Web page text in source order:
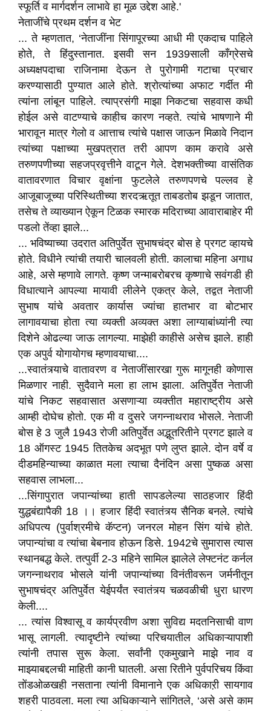
स्फूर्ति व मार्गदर्शन लाभावे हा मूळ उद्देश आहे.'
नेताजींचे प्रथम दर्शन व भेट
... ते म्हणतात, ‘नेताजींना सिंगापूरच्या आधी मी एकदाच पाहिले
होते, ते हिंदुस्तानात. इसवी सन 1939साली कॉंग्रेसचे
अध्यक्षपदाचा राजिनामा देऊन ते पुरोगामी गटाचा प्रचार
करण्यासाठी पुण्यात आले होते. श्रोत्यांच्या अफाट गर्दीत मी
त्यांना लांबून पाहिले. त्याप्रसंगी माझा निकटचा सहवास कधी
होईल असे वाटण्याचे काहीच कारण नव्हते. त्यांचे भाषणाने मी
भारावून मात्र गेलो व आत्ताच त्यांचे पक्षास जाऊन मिळावे निदान
त्यांच्या पक्षाच्या मुखपत्रात तरी आपण काम करावे असे
तरुणपणीच्या सहजप्रवृत्तीने वाटून गेले. देशभक्तीच्या वासंतिक
वातावरणात विचार वृक्षांना फुटलेले तरुणपणचे पल्लव हे
आजूबाजूच्या परिस्थितीच्या शरदऋतूत ताबडतोब झडून जातात,
तसेच ते व्याख्यान ऐकून टिळक स्मारक मदिराच्या आवाराबाहेर मी
पडलो तेंव्हा झाले...
... भविष्याच्या उदरात अतिपुर्वेत सुभाषचंद्र बोस हे प्रगट व्हायचे
होते. विधीने त्यांची तयारी चालवली होती. कालाचा महिना अगाध
आहे, असे म्हणावे लागते. कृष्ण जन्माबरोबरच कृष्णाचे सवंगडी ही
विधात्याने आपल्या मायावी लीलेने एकत्र केले, तद्वत नेताजी
सुभाष यांचे अवतार कार्यास ज्यांचा हातभार वा बोटभार
लागावयाचा होता त्या व्यक्ती अव्यक्त अशा लाग्याबांध्यांनी त्या
दिशेने ओढल्या जाऊ लागल्या. माझेही काहीसे असेच झाले. हाही
एक अपुर्व योगायोगच म्हणावयाचा....
...स्वातंत्र्याचे वातावरण व नेताजींसारखा गुरू मागूनही कोणास
मिळणार नाही. सुदैवाने मला हा लाभ झाला. अतिपुर्वेत नेताजी
यांचे निकट सहवासात असणाऱ्या व्यक्तीत महाराष्ट्रीय असे
आम्ही दोघेच होतो. एक मी व दुसरे जगन्नाथराव भोसले. नेताजी
बोस हे 3 जुलै 1943 रोजी अतिपुर्वेत अद्भूतरितीने प्रगट झाले व
18 ऑगस्ट 1945 तितकेच अदभूत पणे लुप्त झाले. दोन वर्षे व
दीडमहिन्याच्या काळात मला त्याचा दैनंदिन असा पुष्कळ असा
सहवास लाभला...
...सिंगापुरात जपान्यांच्या हाती सापडलेल्या साठहजार हिंदी
युद्धबंद्यापैकी 18 ।। हजार हिंदी स्वातंत्र्य सैनिक बनले. त्यांचे
अधिपत्य (पुर्वाश्रमीचे कॅप्टन) जनरल मोहन सिंग यांचे होते.
जपान्यांचा व त्यांचा बेबनाव होऊन डिसे. 1942चे सुमारास त्यास
स्थानबद्ध केले. तत्पुर्वी 2-3 महिने सामिल झालेले लेफ्टनंट कर्नल
जगन्नाथराव भोसले यांनी जपान्यांच्या विनंतीवरून जर्मनीतून
सुभाषचंद्र अतिपुर्वेत येईपर्यंत स्वातंत्र्य चळवळीची धुरा धारण
केली....
... त्यांस विश्वासू व कार्यप्रवीण अशा सुविद्य मदतनिसाची वाण
भासू लागली. त्यादृष्टीने त्यांच्या परिचयातील अधिकाऱ्यापाशी
त्यांनी तपास सुरू केला. सर्वांनी एकमुखाने माझे नाव व
माझ्याबद्दलची माहिती कानी घातली. असा रितीने पुर्वपरिचय किंवा
तोंडओळखही नसताना त्यांनी विमानाने एक अधिकाऱी सायगाव
शहरी पाठवला. मला त्या अधिकाऱ्याने सांगितले, ‘असे असे काम